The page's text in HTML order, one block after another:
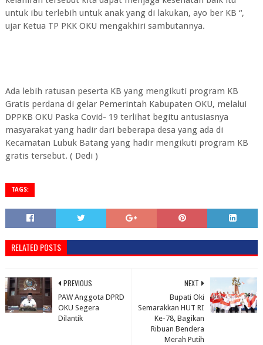
untuk ibu terlebih untuk anak yang di lakukan, ayo ber KB “,
ujar Ketua TP PKK OKU mengakhiri sambutannya.
Ada lebih ratusan peserta KB yang mengikuti program KB
Gratis perdana di gelar Pemerintah Kabupaten OKU, melalui
DPPKB OKU Paska Covid- 19 terlihat begitu antusiasnya
masyarakat yang hadir dari beberapa desa yang ada di
Kecamatan Lubuk Batang yang hadir mengikuti program KB
gratis tersebut. ( Dedi )
TAGS:
RELATED POSTS
NEXT
Bupati Oki
Semarakkan HUT RI
Ke-78, Bagikan
Ribuan Bendera
Merah Putih
PREVIOUS
PAW Anggota DPRD
OKU Segera
Dilantik